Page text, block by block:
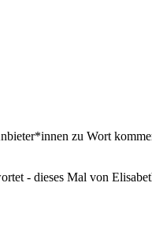
zu Wort
- dieses Mal von